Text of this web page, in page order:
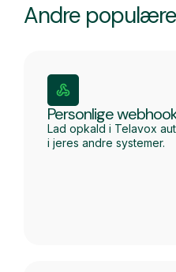
Andre
Personlige
Lad opkald i Telavox
i jeres andre systemer.